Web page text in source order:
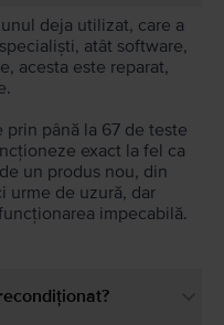
deja utilizat, care a
atât software,
acesta este reparat,
până la 67 de teste
exact la fel ca
un produs nou, din
urme de uzură, dar
impecabilă.